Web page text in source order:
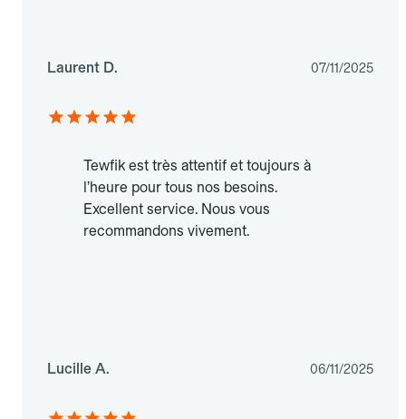
Laurent D. 07/11/2025
Tewfik est très attentif et toujours à
l’heure pour tous nos besoins.
Excellent service. Nous vous
recommandons vivement.
Lucille A. 06/11/2025